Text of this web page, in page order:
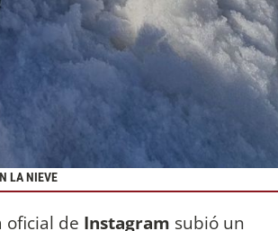
LA NIEVE
oficial de Instagram subió un